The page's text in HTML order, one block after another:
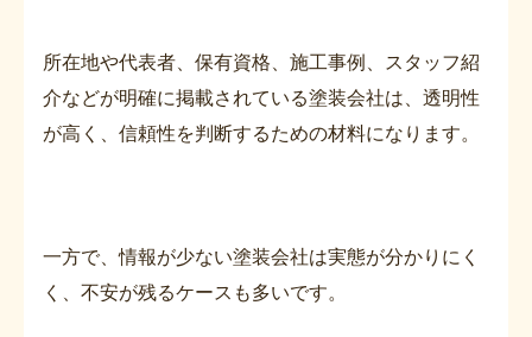
所在地や代表者、保有資格、施工事例、スタッフ紹
介などが明確に掲載されている塗装会社は、透明性
が高く、信頼性を判断するための材料になります。
一方で、情報が少ない塗装会社は実態が分かりにく
く、不安が残るケースも多いです。